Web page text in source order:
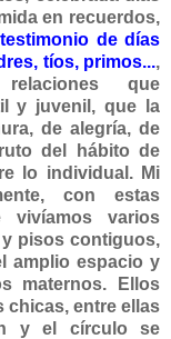
en recuerdos,
de días
tíos, primos...,
que
y juvenil, que la
de alegría, de
del hábito de
lo individual. Mi
con estas
vivíamos varios
pisos contiguos,
amplio espacio y
maternos. Ellos
chicas, entre ellas
y el círculo se